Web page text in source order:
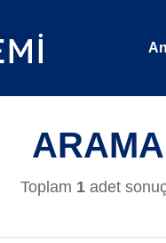
Toplam 1 adet